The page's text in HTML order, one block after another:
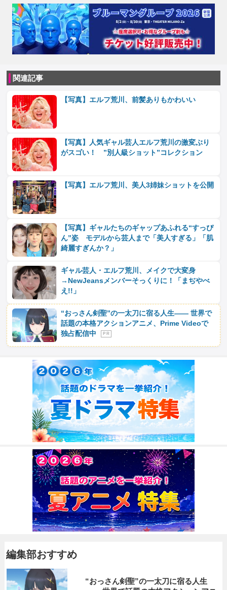
関連記事
【写真】エルフ荒川、前髪ありもかわいい
【写真】人気ギャル芸人エルフ荒川の激変ぶり
がスゴい！ ”別人級ショット”コレクション
【写真】エルフ荒川、美人3姉妹ショットを公開
【写真】ギャルたちのギャップあふれる“すっぴ
ん”姿 モデルから芸人まで「美人すぎる」「肌
綺麗すぎんか？」
ギャル芸人・エルフ荒川、メイクで大変身
→NewJeansメンバーそっくりに！「まぢやべ
え!!」
“おっさん剣聖”の一太刀に宿る人生―― 世界で
話題の本格アクションアニメ、Prime Videoで
独占配信中
P R
編集部おすすめ
“おっさん剣聖”の一太刀に宿る人生